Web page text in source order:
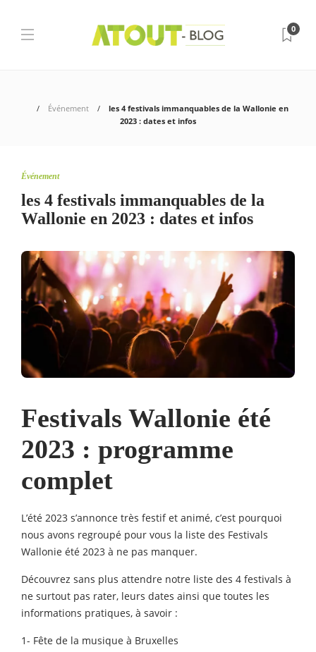
0
Événement
les 4 festivals immanquables de la Wallonie en
2023 : dates et infos
Événement
les 4 festivals immanquables de la
Wallonie en 2023 : dates et infos
Festivals Wallonie été
2023 : programme
complet
L’été 2023 s’annonce très festif et animé, c’est pourquoi
nous avons regroupé pour vous la liste des Festivals
Wallonie été 2023 à ne pas manquer.
Découvrez sans plus attendre notre liste des 4 festivals à
ne surtout pas rater, leurs dates ainsi que toutes les
informations pratiques, à savoir :
1- Fête de la musique à Bruxelles